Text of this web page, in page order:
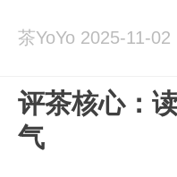
茶YoYo 2025-11-02
评茶核心：
气